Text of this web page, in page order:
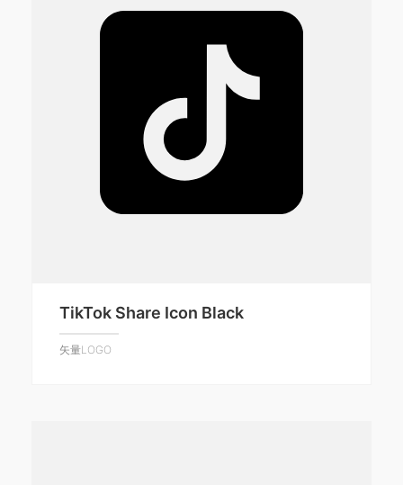
TikTok Share Icon Black
矢量LOGO